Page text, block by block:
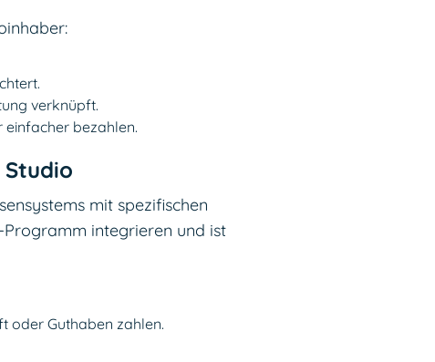
verknüpft.
bezahlen.
mit spezifischen
Programm integrieren und ist
oder Guthaben zahlen.